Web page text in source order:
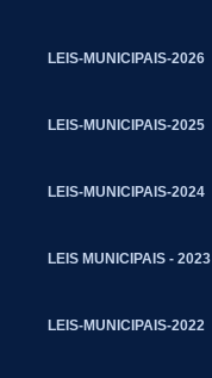
LEIS-MUNICIPAIS-2026
LEIS-MUNICIPAIS-2025
LEIS-MUNICIPAIS-2024
LEIS MUNICIPAIS - 2023
LEIS-MUNICIPAIS-2022